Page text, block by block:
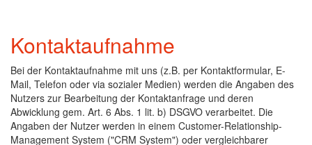
Kontaktaufnahme
Bei der Kontaktaufnahme mit uns (z.B. per Kontaktformular, E-
Mail, Telefon oder via sozialer Medien) werden die Angaben des
Nutzers zur Bearbeitung der Kontaktanfrage und deren
Abwicklung gem. Art. 6 Abs. 1 lit. b) DSGVO verarbeitet. Die
Angaben der Nutzer werden in einem Customer-Relationship-
Management System ("CRM System") oder vergleichbarer